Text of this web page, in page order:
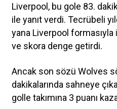
Liverpool, bu gole 83.
ile yanıt verdi. Tecrübeli
yana Liverpool
ve skora denge getirdi.
Ancak son sözü Wolves
dakikalarında sahneye
golle takımına 3 puanı